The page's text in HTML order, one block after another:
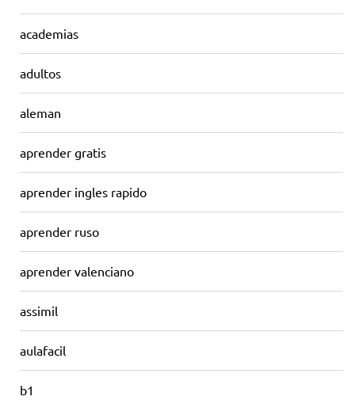
academias
adultos
aleman
aprender gratis
aprender ingles rapido
aprender ruso
aprender valenciano
assimil
aulafacil
b1